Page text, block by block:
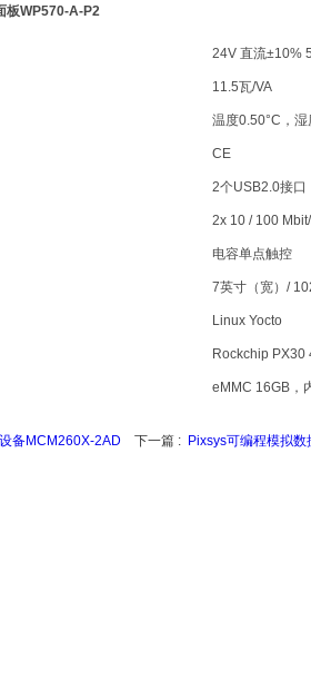
板WP570-A-P2
24V 直流±10%
11.5瓦/VA
温度0.50°C，湿
CE
2个USB2.0接口
2x 10 / 100
电容单点触控
7英寸（宽）/
Linux Yocto
Rockchip PX30
eMMC 16GB，
备MCM260X-2AD 下一篇 : Pixsys可编程模拟